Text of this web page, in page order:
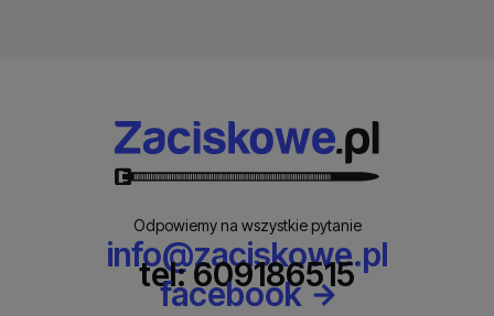
Odpowiemy na wszystkie pytanie
info@zaciskowe.pl
tel: 609186515
facebook